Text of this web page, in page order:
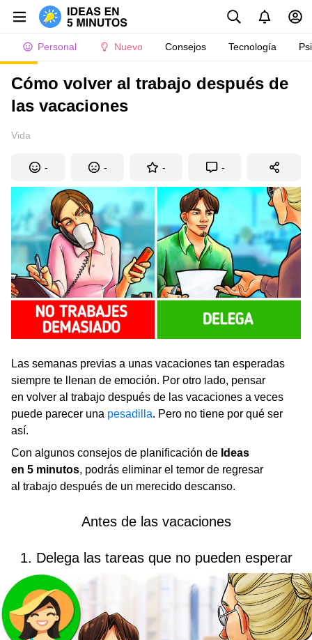
Personal Nuevo Consejos Tecnología
Cómo volver al trabajo después de
las vacaciones
Vida
- - - -
Las semanas previas a unas vacaciones tan esperadas
siempre te llenan de emoción. Por otro lado, pensar
en volver al trabajo después de las vacaciones a veces
puede parecer una pesadilla. Pero no tiene por qué ser
así.
Con algunos consejos de planificación de Ideas
en 5 minutos, podrás eliminar el temor de regresar
al trabajo después de un merecido descanso.
Antes de las vacaciones
1. Delega las tareas que no pueden esperar